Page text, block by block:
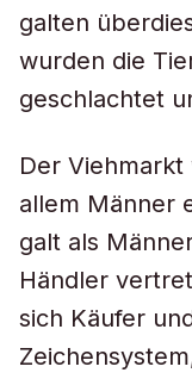
galten
wurden die
geschlachtet
Der
allem Männer
galt als
Händler
sich Käufer